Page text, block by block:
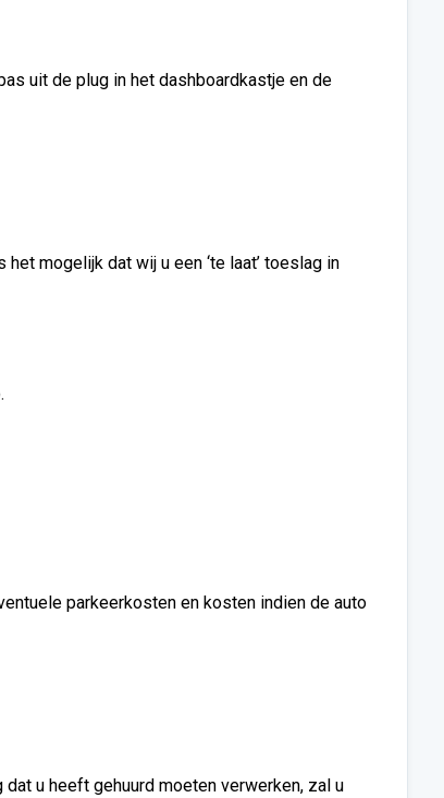
uit de plug in het dashboardkastje en de
mogelijk dat wij u een ‘te laat’ toeslag in
parkeerkosten en kosten indien de auto
u heeft gehuurd moeten verwerken, zal u